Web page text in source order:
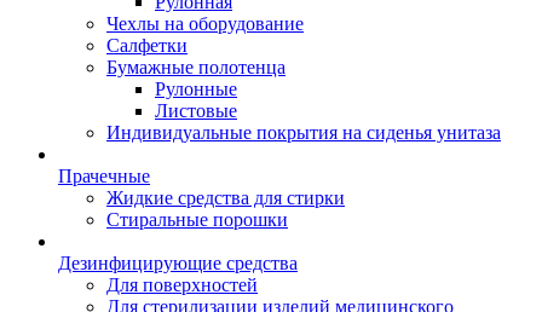
Чехлы на оборудование
Салфетки
Бумажные полотенца
Рулонные
Листовые
Индивидуальные покрытия на сиденья унитаза
Прачечные
Жидкие средства для стирки
Стиральные порошки
Дезинфицирующие средства
Для поверхностей
Для стерилизации изделий медицинского